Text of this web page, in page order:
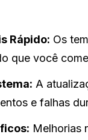
Rápido: Os
que você
A
e falhas
Melhorias